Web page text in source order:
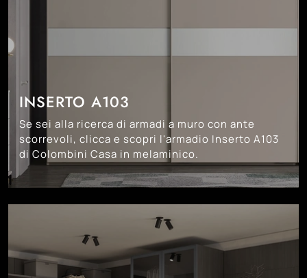
INSERTO A103
Se sei alla ricerca di armadi a muro con ante
scorrevoli, clicca e scopri l'armadio Inserto A103
di Colombini Casa in melaminico.